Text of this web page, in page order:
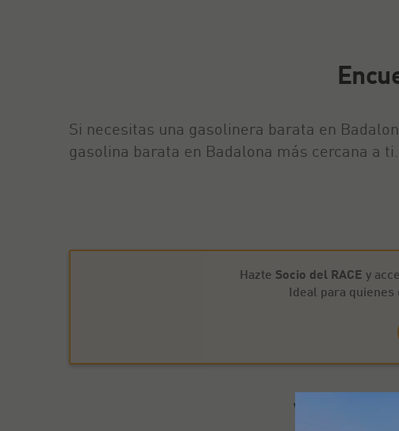
Si necesitas una gasolinera barata en
gasolina barata en Badalona más cercana a ti.
Hazte Socio del RACE y
Ideal para quienes
Ventajas